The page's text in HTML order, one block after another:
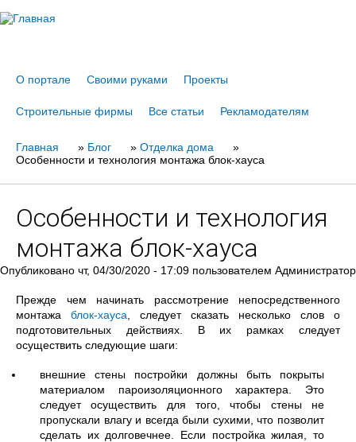
О портале Своими руками Проекты
Строительные фирмы Все статьи Рекламодателям
Вы
Главная » Блог » Отделка дома
»
Особенности и технология монтажа блок-хауса
Особенности и технология
монтажа блок-хауса
Опубликовано чт, 04/30/2020 - 17:09 пользователем Администратор
Прежде чем начинать рассмотрение непосредственного
монтажа блок-хауса , следует сказать несколько слов о
подготовительных действиях. В их рамках следует
осуществить следующие шаги:
внешние стены постройки должны быть покрыты
материалом пароизоляционного характера. Это
следует осуществить для того, чтобы стены не
пропускали влагу и всегда были сухими, что позволит
сделать их долговечнее. Если постройка жилая, то